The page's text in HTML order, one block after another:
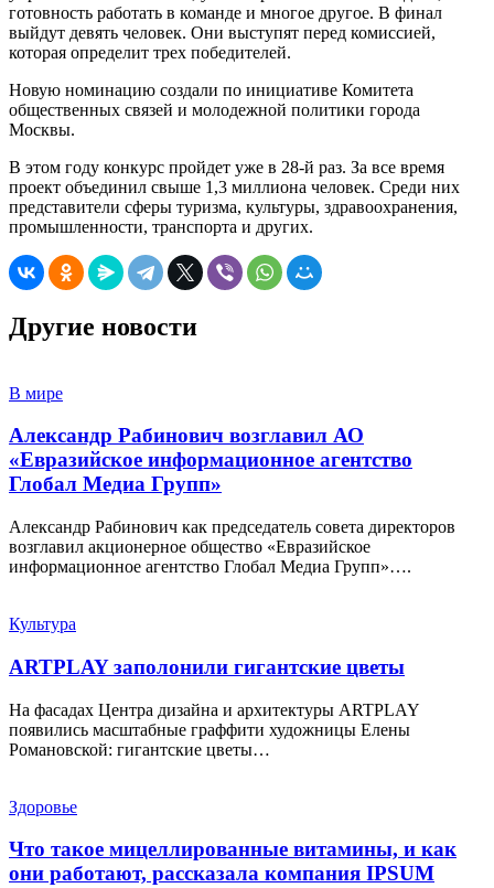
готовность работать в команде и многое другое. В финал
выйдут девять человек. Они выступят перед комиссией,
которая определит трех победителей.
Новую номинацию создали по инициативе Комитета
общественных связей и молодежной политики города
Москвы.
В этом году конкурс пройдет уже в 28-й раз. За все время
проект объединил свыше 1,3 миллиона человек. Среди них
представители сферы туризма, культуры, здравоохранения,
промышленности, транспорта и других.
Другие новости
В мире
Александр Рабинович возглавил АО
«Евразийское информационное агентство
Глобал Медиа Групп»
Александр Рабинович как председатель совета директоров
возглавил акционерное общество «Евразийское
информационное агентство Глобал Медиа Групп»….
Культура
ARTPLAY заполонили гигантские цветы
На фасадах Центра дизайна и архитектуры ARTPLAY
появились масштабные граффити художницы Елены
Романовской: гигантские цветы…
Здоровье
Что такое мицеллированные витамины, и как
они работают, рассказала компания IPSUM